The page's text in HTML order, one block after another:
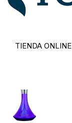
TIENDA ONLINE
Rebajas